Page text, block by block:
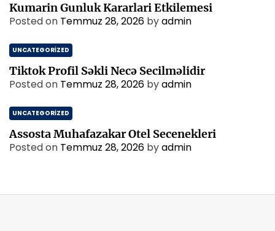
Kumarin Gunluk Kararlari Etkilemesi
Posted on Temmuz 28, 2026 byadmin
UNCATEGORIZED
Tiktok Profil Səkli Necə Secilməlidir
Posted on Temmuz 28, 2026 byadmin
UNCATEGORIZED
Assosta Muhafazakar Otel Secenekleri
Posted on Temmuz 28, 2026 byadmin